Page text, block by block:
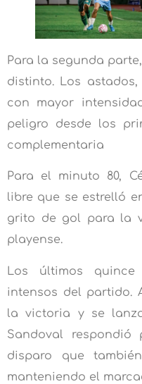
Para la segunda
distinto. Los
con mayor
peligro desde los
complementaria
Para el minuto 80,
libre que se estrelló
grito de gol para la
playense.
Los últimos
intensos del partido.
la victoria y se
Sandoval
disparo que
manteniendo el